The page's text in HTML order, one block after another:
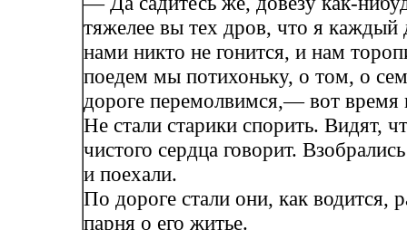
тяжелее вы тех дров, что я каждый
нами никто не гонится, и нам
поедем мы потихоньку, о том, о
дороге перемолвимся,— вот время
Не стали старики спорить. Видят,
чистого сердца говорит.
и поехали.
По дороге стали они, как водится,
парня о его житье.